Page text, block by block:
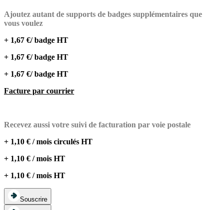
Ajoutez autant de supports de badges supplémentaires que
vous voulez
+ 1,67 €/ badge HT
+ 1,67 €/ badge HT
+ 1,67 €/ badge HT
Facture par courrier​
Recevez aussi votre suivi de facturation par voie postale
+ 1,10 € / mois circulés HT
+ 1,10 € / mois HT
+ 1,10 € / mois HT
Souscrire